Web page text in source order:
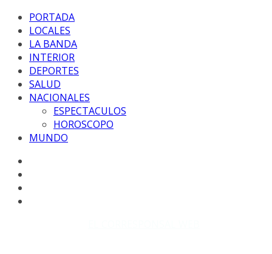
PORTADA
LOCALES
LA BANDA
INTERIOR
DEPORTES
SALUD
NACIONALES
ESPECTACULOS
HOROSCOPO
MUNDO